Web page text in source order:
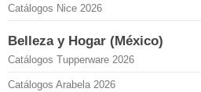
Catálogos Nice 2026
Belleza y Hogar (México)
Catálogos Tupperware 2026
Catálogos Arabela 2026